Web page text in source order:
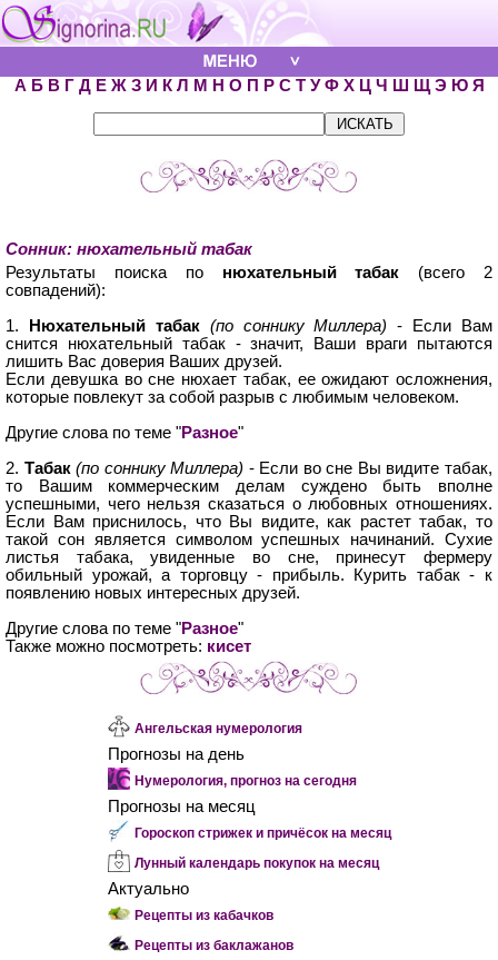
А Б В Г Д Е Ж З И К Л М Н О П Р С Т У Ф Х Ц Ч Ш Щ Э Ю Я
Сонник: нюхательный табак
Результаты поиска по нюхательный табак (всего 2
совпадений):
1.
Нюхательный табак (по соннику Миллера) - Если Вам
снится нюхательный табак - значит, Ваши враги пытаются
лишить Вас доверия Ваших друзей.
Если девушка во сне нюхает табак, ее ожидают осложнения,
которые повлекут за собой разрыв с любимым человеком.
Другие слова по теме "Разное"
2. Табак(по соннику Миллера) - Если во сне Вы видите табак,
то Вашим коммерческим делам суждено быть вполне
успешными, чего нельзя сказаться о любовных отношениях.
Если Вам приснилось, что Вы видите, как растет табак, то
такой сон является символом успешных начинаний. Сухие
листья табака, увиденные во сне, принесут фермеру
обильный урожай, а торговцу - прибыль. Курить табак - к
появлению новых интересных друзей.
Другие слова по теме "Разное"
Также можно посмотреть: кисет
Ангельская нумерология
Прогнозы на день
Нумерология, прогноз на сегодня
Прогнозы на месяц
Гороскоп стрижек и причёсок на месяц
Лунный календарь покупок на месяц
Актуально
Рецепты из кабачков
Рецепты из баклажанов